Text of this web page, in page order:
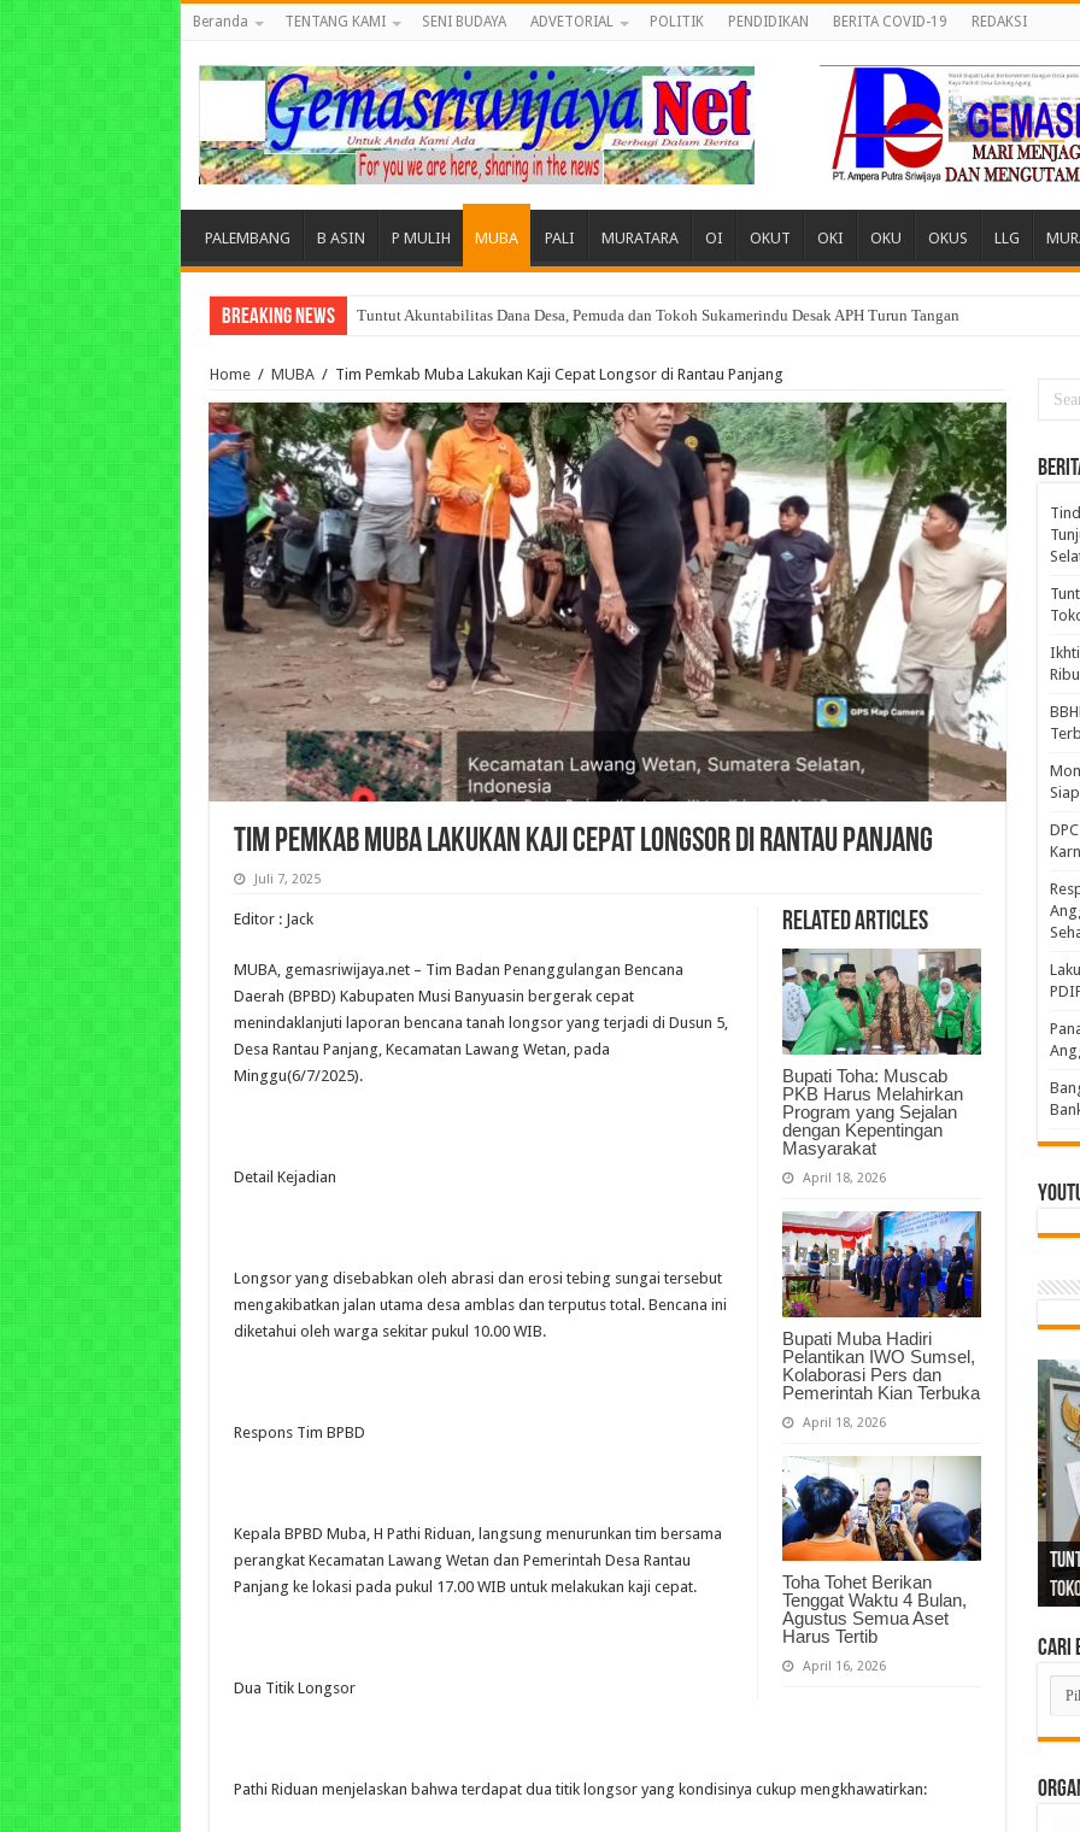
Beranda TENTANG KAMI SENI BUDAYA ADVETORIAL POLITIK PENDIDIKAN BERITA COVID-19 REDAKSI
PALEMBANG B ASIN P MULIH MUBA PALI MURATARA OI OKUT OKI OKU OKUS LLG
Breaking News Tuntut Akuntabilitas Dana Desa, Pemuda dan Tokoh Sukamerindu Desak APH Turun Tangan
Home / MUBA / Tim Pemkab Muba Lakukan Kaji Cepat Longsor di Rantau Panjang
Tim Pemkab Muba Lakukan Kaji Cepat Longsor di Rantau Panjang
Juli 7, 2025
Related Articles
Bupati Toha: Muscab
PKB Harus Melahirkan
Program yang Sejalan
dengan Kepentingan
Masyarakat
April 18, 2026
Bupati Muba Hadiri
Pelantikan IWO Sumsel,
Kolaborasi Pers dan
Pemerintah Kian Terbuka
April 18, 2026
Toha Tohet Berikan
Tenggat Waktu 4 Bulan,
Agustus Semua Aset
Harus Tertib
April 16, 2026
Editor : Jack
MUBA, gemasriwijaya.net – Tim Badan Penanggulangan Bencana
Daerah (BPBD) Kabupaten Musi Banyuasin bergerak cepat
menindaklanjuti laporan bencana tanah longsor yang terjadi di Dusun 5,
Desa Rantau Panjang, Kecamatan Lawang Wetan, pada
Minggu(6/7/2025).
Detail Kejadian
Longsor yang disebabkan oleh abrasi dan erosi tebing sungai tersebut
mengakibatkan jalan utama desa amblas dan terputus total. Bencana ini
diketahui oleh warga sekitar pukul 10.00 WIB.
Respons Tim BPBD
Kepala BPBD Muba, H Pathi Riduan, langsung menurunkan tim bersama
perangkat Kecamatan Lawang Wetan dan Pemerintah Desa Rantau
Panjang ke lokasi pada pukul 17.00 WIB untuk melakukan kaji cepat.
Dua Titik Longsor
Pathi Riduan menjelaskan bahwa terdapat dua titik longsor yang kondisinya cukup mengkhawatirkan:
Cari
Cari
di